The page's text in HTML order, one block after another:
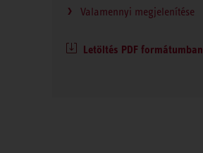
Valamennyi megjelenítése
Letöltés PDF formátumban